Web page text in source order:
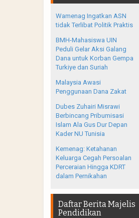
Wamenag Ingatkan ASN
tidak Terlibat Politik Praktis
BMH-Mahasiswa UIN
Peduli Gelar Aksi Galang
Dana untuk Korban Gempa
Turkiye dan Suriah
Malaysia Awasi
Penggunaan Dana Zakat
Dubes Zuhairi Misrawi
Berbincang Pribumisasi
Islam Ala Gus Dur Depan
Kader NU Tunisia
Kemenag: Ketahanan
Keluarga Cegah Persoalan
Perceraian Hingga KDRT
dalam Pernikahan
Daftar Berita Majelis
Pendidikan